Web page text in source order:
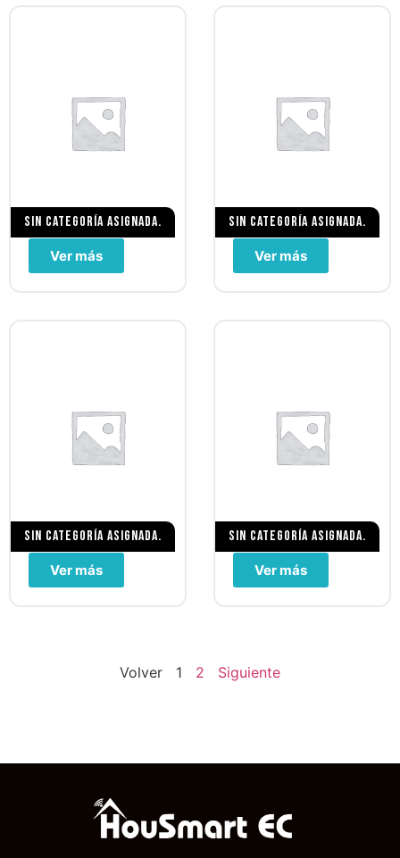
Sin categoría asignada.
Ver más
Sin categoría asignada.
Ver más
Sin categoría asignada.
Ver más
Sin categoría asignada.
Ver más
Volver 1 2 Siguiente